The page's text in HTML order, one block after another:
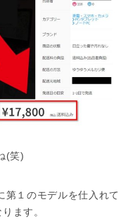
(笑)
第１のモデルを仕入れて
ます。